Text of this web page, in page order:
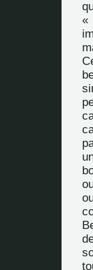
«